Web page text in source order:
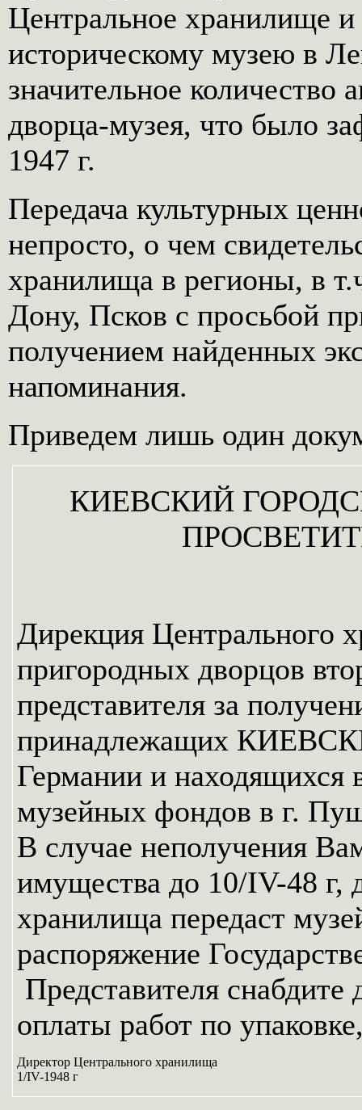
Центральное хранилище
историческому музею в
значительное количество
дворца-музея, что было
1947 г.
Передача культурных
непросто, о чем
хранилища в регионы, в
Дону, Псков с просьбой
получением найденных
напоминания.
Приведем лишь один
КИЕВСКИЙ
Дирекция Центрального
пригородных дворцов
представителя за
принадлежащих
Германии и
музейных фондов в г.
В случае неполучения
имущества до 10/IV-48 г,
хранилища передаст
распоряжение
Представителя
оплаты работ по
Директор Центрального хранилища
1/IV-1948 г